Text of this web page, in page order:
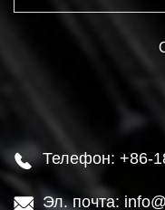
 Телефон: +86-
 Эл. почта: